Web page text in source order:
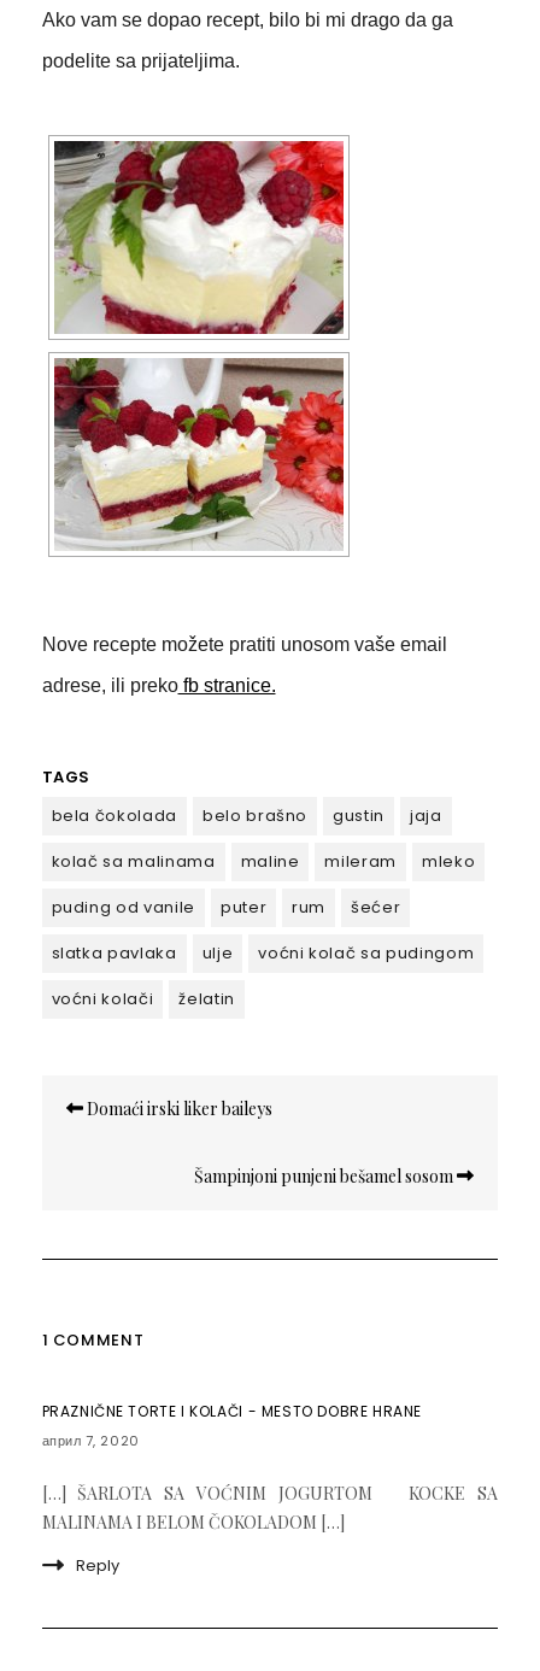
Ako vam se dopao recept, bilo bi mi drago da ga
podelite sa prijateljima.
Nove recepte možete pratiti unosom vaše email
adrese, ili prekofb stranice.
TAGS
bela čokolada
belo brašno gustin
jaja
kolač sa malinama
maline mileram
mleko
puding od vanile
puter rum
šećer
slatka pavlaka
ulje
voćni kolač sa pudingom
voćni kolači
želatin
чланка
Domaći irski liker baileys
Šampinjoni punjeni bešamel sosom
1 COMMENT
PRAZNIČNE TORTE I KOLAČI - MESTO DOBRE HRANE
април 7, 2020
[…] ŠARLOTA SA VOĆNIM JOGURTOM KOCKE SA
MALINAMA I BELOM ČOKOLADOM […]
Reply